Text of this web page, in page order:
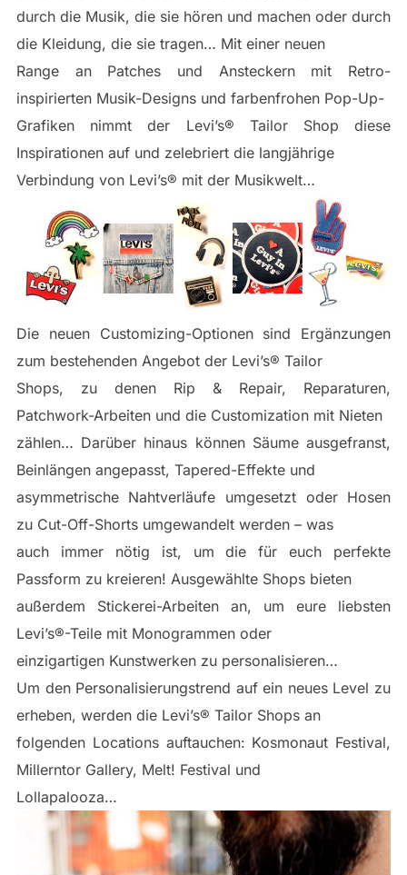
durch die Musik, die sie hören und machen oder durch
die Kleidung, die sie tragen… Mit einer neuen
Range an Patches und Ansteckern mit Retro-
inspirierten Musik-Designs und farbenfrohen Pop-Up-
Grafiken nimmt der Levi’s® Tailor Shop diese
Inspirationen auf und zelebriert die langjährige
Verbindung von Levi’s® mit der Musikwelt…
Die neuen Customizing-Optionen sind Ergänzungen
zum bestehenden Angebot der Levi’s® Tailor
Shops, zu denen Rip & Repair, Reparaturen,
Patchwork-Arbeiten und die Customization mit Nieten
zählen… Darüber hinaus können Säume ausgefranst,
Beinlängen angepasst, Tapered-Effekte und
asymmetrische Nahtverläufe umgesetzt oder Hosen
zu Cut-Off-Shorts umgewandelt werden – was
auch immer nötig ist, um die für euch perfekte
Passform zu kreieren! Ausgewählte Shops bieten
außerdem Stickerei-Arbeiten an, um eure liebsten
Levi’s®-Teile mit Monogrammen oder
einzigartigen Kunstwerken zu personalisieren…
Um den Personalisierungstrend auf ein neues Level zu
erheben, werden die Levi’s® Tailor Shops an
folgenden Locations auftauchen: Kosmonaut Festival,
Millerntor Gallery, Melt! Festival und
Lollapalooza…